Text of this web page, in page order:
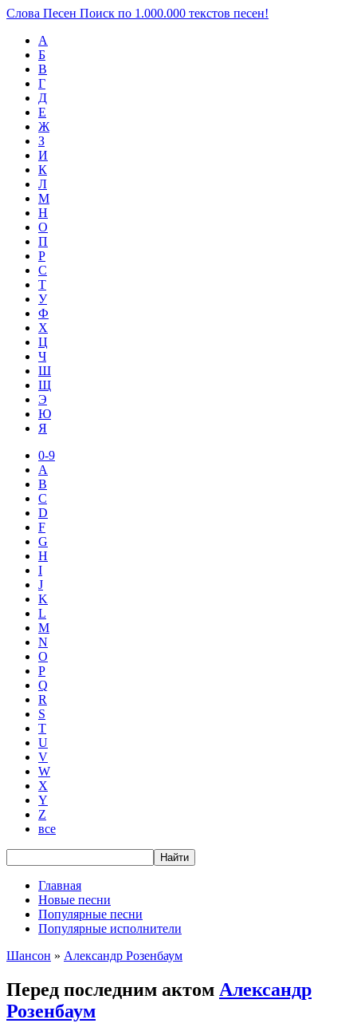
Слова Песен Поиск по 1.000.000 текстов песен!
А
Б
В
Г
Д
Е
Ж
З
И
К
Л
М
Н
О
П
Р
С
Т
У
Ф
Х
Ц
Ч
Ш
Щ
Э
Ю
Я
0-9
A
B
C
D
F
G
H
I
J
K
L
M
N
O
P
Q
R
S
T
U
V
W
X
Y
Z
все
Главная
Новые песни
Популярные песни
Популярные исполнители
Шансон » Александр Розенбаум
Перед последним актом Александр
Розенбаум